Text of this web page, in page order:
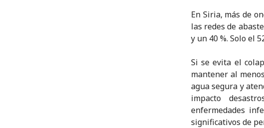
En Siria, más de
las redes de
y un 40 %. Solo el
Si se evita el
mantener al
agua segura y
impacto
enfermedades
significativos de